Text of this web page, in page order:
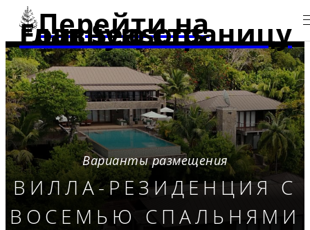
Перейти на
главную страницу Four Seasons
Варианты размещения
ВИЛЛА-РЕЗИДЕНЦИЯ С
ВОСЕМЬЮ СПАЛЬНЯМИ